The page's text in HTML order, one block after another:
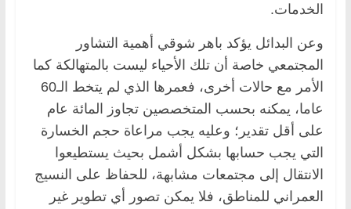
الخدمات.
وعن البدائل يؤكد باهر شوقي أهمية التشاور
المجتمعي خاصة أن تلك الأحياء ليست بالمتهالكة كما
الأمر مع حالات أخرى، فعمرها الذي لم يتخط الـ60
عاما، يمكنه بحسب المتخصصين تجاوز المائة عام
على أقل تقدير؛ وعليه يجب مراعاة حجم الخسارة
التي يجب حسابها بشكل أشمل بحيث يستطيعوا
الانتقال إلى مجتمعات مشابهة، للحفاظ على النسيج
العمراني للمناطق، فلا يمكن تصور أي تطوير غير